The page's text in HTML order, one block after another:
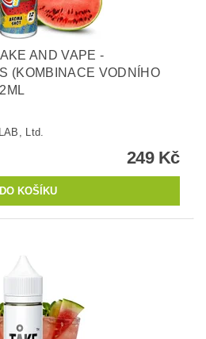
AND VAPE -
(KOMBINACE VODNÍHO
Ltd.
249 Kč